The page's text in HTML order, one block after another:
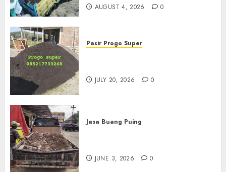
AUGUST 4, 2026 0
Pasir Progo Super
JULY 20, 2026 0
Jasa Buang Puing
JUNE 3, 2026 0